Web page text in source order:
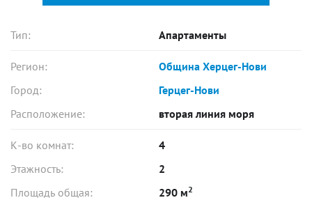
Тип: Апартаменты
Регион:
Община Херцег-Нови
Город:
Герцег-Нови
Расположение:
вторая линия моря
К-во комнат:
4
Этажность:
2
Площадь общая:
290 м2